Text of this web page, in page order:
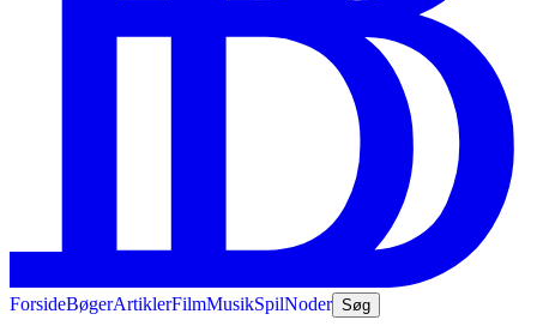
ForsideBøgerArtiklerFilmMusikSpilNoder Søg